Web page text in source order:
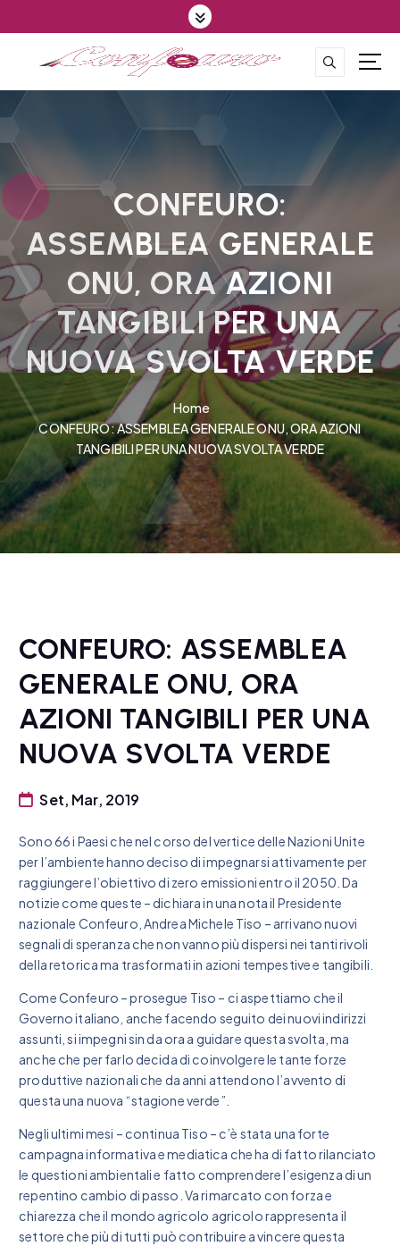
k
t
t
e
t
CONFEURO:
ASSEMBLEA GENERALE
ONU, ORA AZIONI
TANGIBILI PER UNA
NUOVA SVOLTA VERDE
Home
CONFEURO: ASSEMBLEA GENERALE ONU, ORA AZIONI
TANGIBILI PER UNA NUOVA SVOLTA VERDE
CONFEURO: ASSEMBLEA
GENERALE ONU, ORA
AZIONI TANGIBILI PER UNA
NUOVA SVOLTA VERDE
Set, Mar, 2019
Sono 66 i Paesi che nel corso del vertice delle Nazioni Unite
per l’ambiente hanno deciso di impegnarsi attivamente per
raggiungere l’obiettivo di zero emissioni entro il 2050. Da
notizie come queste – dichiara in una nota il Presidente
nazionale Confeuro, Andrea Michele Tiso – arrivano nuovi
segnali di speranza che non vanno più dispersi nei tanti rivoli
della retorica ma trasformati in azioni tempestive e tangibili.
Come Confeuro – prosegue Tiso – ci aspettiamo che il
Governo italiano, anche facendo seguito dei nuovi indirizzi
assunti, si impegni sin da ora a guidare questa svolta, ma
anche che per farlo decida di coinvolgere le tante forze
produttive nazionali che da anni attendono l’avvento di
questa una nuova “stagione verde”.
Negli ultimi mesi – continua Tiso – c’è stata una forte
campagna informativa e mediatica che ha di fatto rilanciato
le questioni ambientali e fatto comprendere l’esigenza di un
repentino cambio di passo. Va rimarcato con forza e
chiarezza che il mondo agricolo agricolo rappresenta il
settore che più di tutti può contribuire a vincere questa